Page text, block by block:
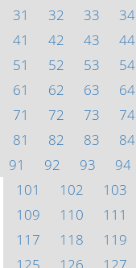
31
32 33 34
41
42 43 44
51
52 53 54
61
62 63 64
71
72 73 74
81
82 83 84
91
92 93 94
101
102 103
109
110 111
117
118 119